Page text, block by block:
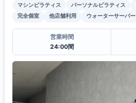
マシンピラティス パーソナルピラティス
完全個室
他店舗利用 ウォーターサーバー
営業時間
24:00間